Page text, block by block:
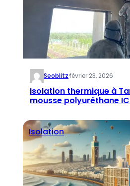
Seoblitz·février 23, 2026
Isolation thermique à
mousse polyuréthane
Isolation